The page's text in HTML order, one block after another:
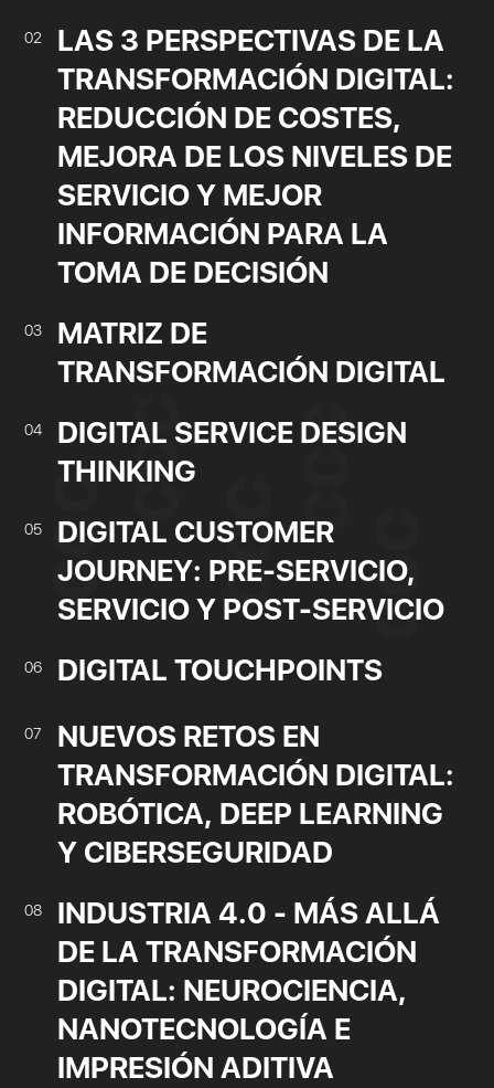
02
LAS 3 PERSPECTIVAS DE LA
TRANSFORMACIÓN DIGITAL:
REDUCCIÓN DE COSTES,
MEJORA DE LOS NIVELES DE
SERVICIO Y MEJOR
INFORMACIÓN PARA LA
TOMA DE DECISIÓN
03
MATRIZ DE
TRANSFORMACIÓN DIGITAL
04
DIGITAL SERVICE DESIGN
THINKING
05
DIGITAL CUSTOMER
JOURNEY: PRE-SERVICIO,
SERVICIO Y POST-SERVICIO
06 DIGITAL TOUCHPOINTS
07
NUEVOS RETOS EN
TRANSFORMACIÓN DIGITAL:
ROBÓTICA, DEEP LEARNING
Y CIBERSEGURIDAD
08
INDUSTRIA 4.0 - MÁS ALLÁ
DE LA TRANSFORMACIÓN
DIGITAL: NEUROCIENCIA,
NANOTECNOLOGÍA E
IMPRESIÓN ADITIVA